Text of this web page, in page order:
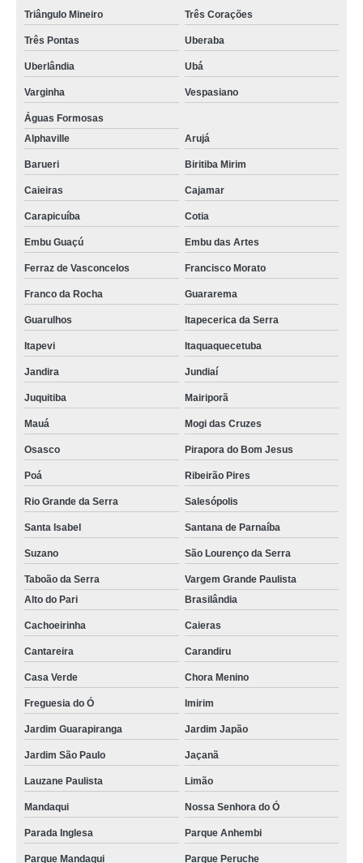
Triângulo Mineiro Três Corações
Três Pontas Uberaba
Uberlândia Ubá
Varginha Vespasiano
Águas Formosas
Alphaville
Arujá
Barueri Biritiba Mirim
Caieiras Cajamar
Carapicuíba Cotia
Embu Guaçú Embu das Artes
Ferraz de Vasconcelos Francisco Morato
Franco da Rocha Guararema
Guarulhos Itapecerica da Serra
Itapevi Itaquaquecetuba
Jandira Jundiaí
Juquitiba Mairiporã
Mauá Mogi das Cruzes
Osasco Pirapora do Bom Jesus
Poá Ribeirão Pires
Rio Grande da Serra Salesópolis
Santa Isabel Santana de Parnaíba
Suzano São Lourenço da Serra
Taboão da Serra
Vargem Grande Paulista
Alto do Pari
Brasilândia
Cachoeirinha Caieras
Cantareira Carandiru
Casa Verde Chora Menino
Freguesia do Ó Imirim
Jardim Guarapiranga Jardim Japão
Jardim São Paulo Jaçanã
Lauzane Paulista Limão
Mandaqui Nossa Senhora do Ó
Parada Inglesa Parque Anhembi
Parque Mandaqui Parque Peruche